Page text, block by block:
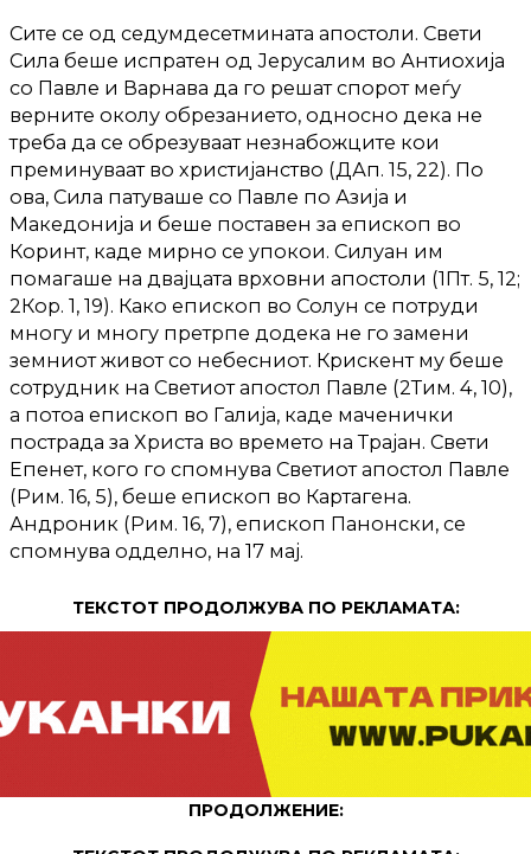
Сите се од седумдесетмината апостоли. Свети
Сила беше испратен од Јерусалим во Антиохија
со Павле и Варнава да го решат спорот меѓу
верните околу обрезанието, односно дека не
треба да се обрезуваат незнабожците кои
преминуваат во христијанство (ДАп. 15, 22). По
ова, Сила патуваше со Павле по Азија и
Македонија и беше поставен за епископ во
Коринт, каде мирно се упокои. Силуан им
помагаше на двајцата врховни апостоли (1Пт. 5, 12;
2Кор. 1, 19). Како епископ во Солун се потруди
многу и многу претрпе додека не го замени
земниот живот со небесниот. Крискент му беше
сотрудник на Светиот апостол Павле (2Тим. 4, 10),
а потоа епископ во Галија, каде маченички
пострада за Христа во времето на Трајан. Свети
Епенет, кого го спомнува Светиот апостол Павле
(Рим. 16, 5), беше епископ во Картагена.
Андроник (Рим. 16, 7), епископ Панонски, се
спомнува одделно, на 17 мај.
ТЕКСТОТ ПРОДОЛЖУВА ПО РЕКЛАМАТА:
ПРОДОЛЖЕНИЕ: